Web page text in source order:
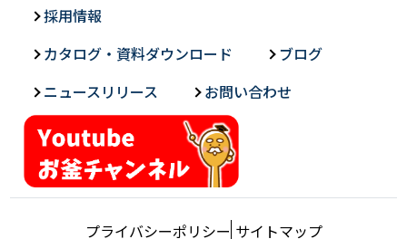
採用情報
カタログ・資料ダウンロード
ブログ
ニュースリリース
お問い合わせ
プライバシーポリシー サイトマップ